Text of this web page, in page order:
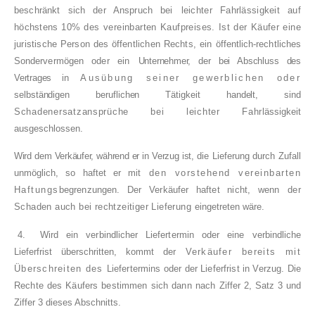
beschränkt sich der Anspruch bei
leichter Fahrlässigkeit auf
höchstens 10% des vereinbarten Kaufpreises. Ist der Käufer eine
juristische Person des öffentlichen Rechts, ein öffentlich-rechtliches
Sondervermögen oder ein
Unternehmer, der bei Abschluss des
Vertrages in
Ausübung seiner gewerblichen oder
selbständigen beruflichen Tätigkeit handelt, sind
Schadenersatzansprüche bei leichter Fahr­ lässigkeit
ausgeschlossen.
Wird dem Verkäufer, während er in Verzug ist, die Lieferung durch Zufall
unmöglich, so haftet er mit
den vorstehend vereinbarten
Haftungs­ begrenzungen. Der Verkäufer haftet nicht, wenn
der
Schaden auch bei rechtzeitiger Lieferung eingetreten wäre.
4. Wird ein verbindlicher Liefertermin oder eine
verbindliche
Lieferfrist überschritten, kommt der
Verkäufer bereits mit
Überschreiten des
Liefertermins oder der Lieferfrist in Verzug. Die
Rechte des Käufers bestimmen sich dann nach Ziffer 2, Satz 3 und
Ziffer 3 dieses Abschnitts.